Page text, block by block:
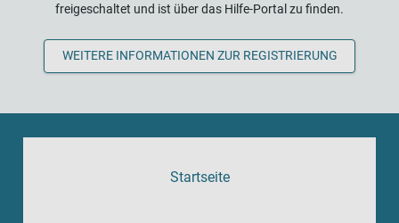
freigeschaltet und ist über das Hilfe-Portal zu finden.
WEITERE INFORMATIONEN ZUR REGISTRIERUNG
Startseite